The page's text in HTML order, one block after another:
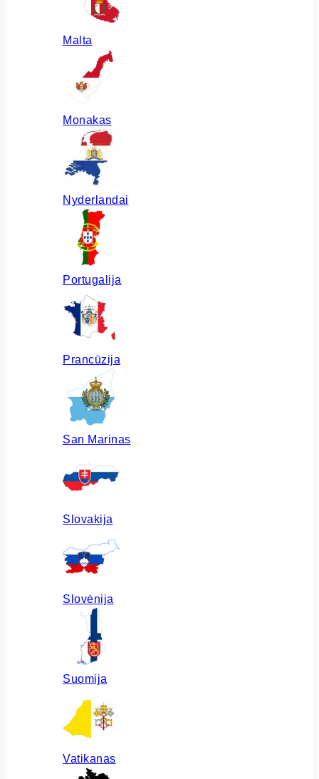
Malta
Monakas
Nyderlandai
Portugalija
Prancūzija
San Marinas
Slovakija
Slovėnija
Suomija
Vatikanas